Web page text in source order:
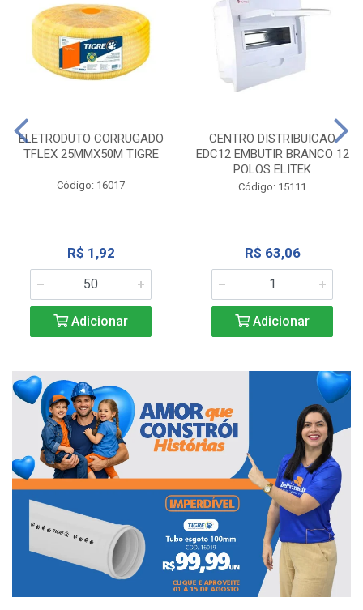
ELETRODUTO CORRUGADO
TFLEX 25MMX50M TIGRE
Código: 16017
R$ 1,92
Adicionar
CENTRO DISTRIBUICAO
EDC12 EMBUTIR BRANCO 12
POLOS ELITEK
Código: 15111
R$ 63,06
Adicionar